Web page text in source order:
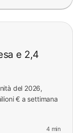
e 2,4
del 2026,
€ a settimana
4 min